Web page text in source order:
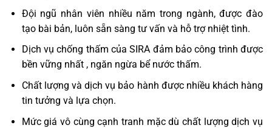
Đội ngũ nhân viên nhiều năm trong ngành, được đào
tạo bài bản, luôn sẵn sàng tư vấn và hỗ trợ nhiệt tình.
Dịch vụ chống thấm của SIRA đảm bảo công trình được
bền vững nhất , ngăn ngừa bể nước thấm.
Chất lượng và dịch vụ bảo hành được nhiều khách hàng
tin tưởng và lựa chọn.
Mức giá vô cùng cạnh tranh mặc dù chất lượng dịch vụ